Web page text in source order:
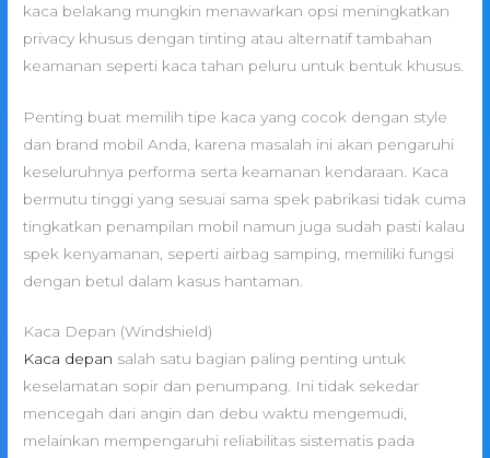
kaca belakang mungkin menawarkan opsi meningkatkan
privacy khusus dengan tinting atau alternatif tambahan
keamanan seperti kaca tahan peluru untuk bentuk khusus.
Penting buat memilih tipe kaca yang cocok dengan style
dan brand mobil Anda, karena masalah ini akan pengaruhi
keseluruhnya performa serta keamanan kendaraan. Kaca
bermutu tinggi yang sesuai sama spek pabrikasi tidak cuma
tingkatkan penampilan mobil namun juga sudah pasti kalau
spek kenyamanan, seperti airbag samping, memiliki fungsi
dengan betul dalam kasus hantaman.
Kaca Depan (Windshield)
Kaca depan salah satu bagian paling penting untuk
keselamatan sopir dan penumpang. Ini tidak sekedar
mencegah dari angin dan debu waktu mengemudi,
melainkan mempengaruhi reliabilitas sistematis pada